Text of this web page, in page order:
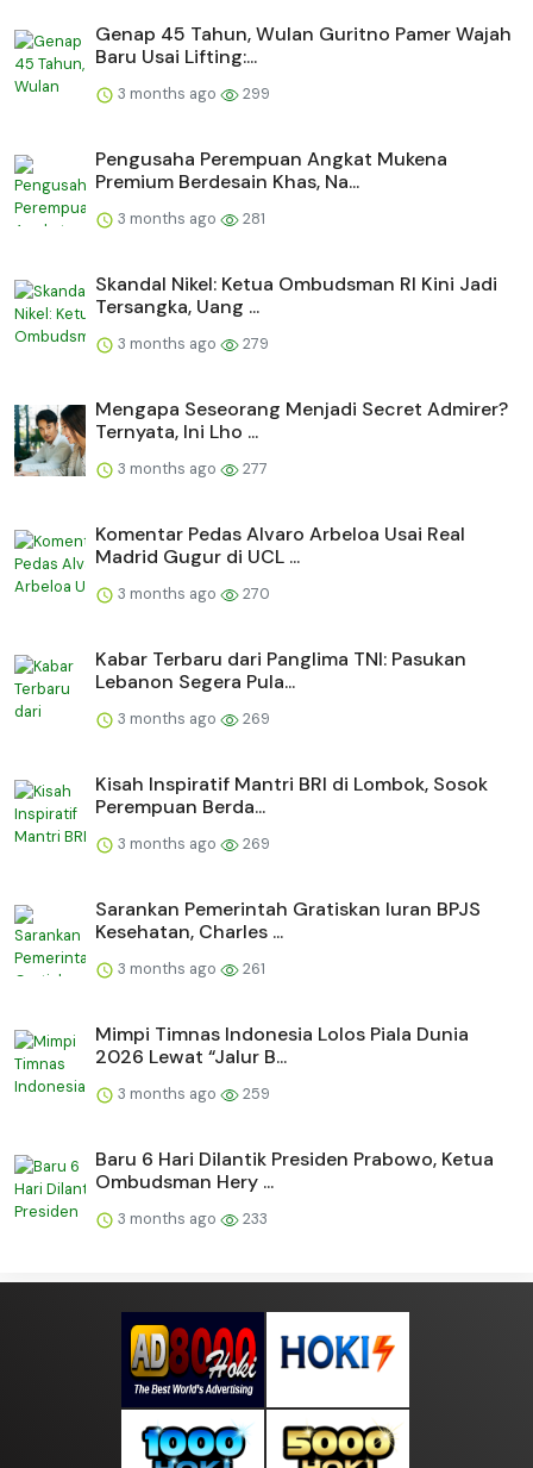
Genap 45 Tahun, Wulan Guritno Pamer Wajah
Baru Usai Lifting:...
3 months ago 299
Pengusaha Perempuan Angkat Mukena
Premium Berdesain Khas, Na...
3 months ago 281
Skandal Nikel: Ketua Ombudsman RI Kini Jadi
Tersangka, Uang ...
3 months ago 279
Mengapa Seseorang Menjadi Secret Admirer?
Ternyata, Ini Lho ...
3 months ago 277
Komentar Pedas Alvaro Arbeloa Usai Real
Madrid Gugur di UCL ...
3 months ago 270
Kabar Terbaru dari Panglima TNI: Pasukan
Lebanon Segera Pula...
3 months ago 269
Kisah Inspiratif Mantri BRI di Lombok, Sosok
Perempuan Berda...
3 months ago 269
Sarankan Pemerintah Gratiskan Iuran BPJS
Kesehatan, Charles ...
3 months ago 261
Mimpi Timnas Indonesia Lolos Piala Dunia
2026 Lewat “Jalur B...
3 months ago 259
Baru 6 Hari Dilantik Presiden Prabowo, Ketua
Ombudsman Hery ...
3 months ago 233